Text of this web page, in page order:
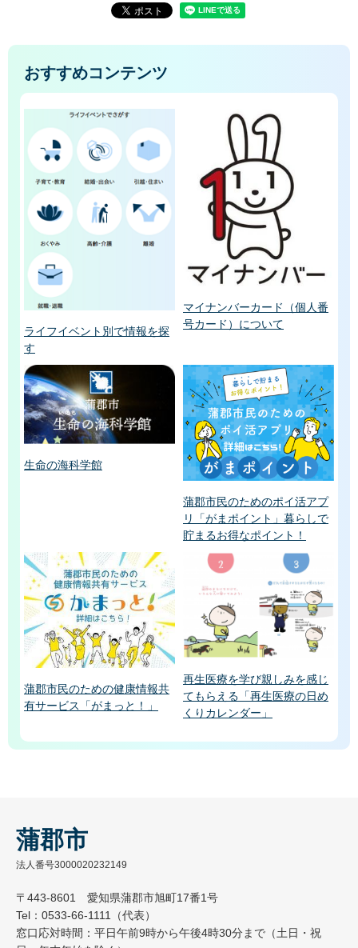
おすすめコンテンツ
ライフイベント別で情報を探
す
マイナンバーカード（個人番
号カード）について
生命の海科学館
蒲郡市民のためのポイ活アプ
リ「がまポイント」暮らしで
貯まるお得なポイント！
蒲郡市民のための健康情報共
有サービス「がまっと！」
再生医療を学び親しみを感じ
てもらえる「再生医療の日め
くりカレンダー」
蒲郡市
法人番号3000020232149
〒443-8601 愛知県蒲郡市旭町17番1号
Tel：0533-66-1111（代表）
窓口応対時間：平日午前9時から午後4時30分まで（土日・祝